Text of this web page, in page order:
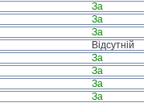
За
За
За
Відсутній
За
За
За
За